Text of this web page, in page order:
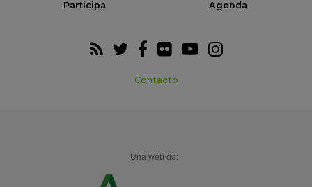
Participa Agenda
Contacto
Una web de: